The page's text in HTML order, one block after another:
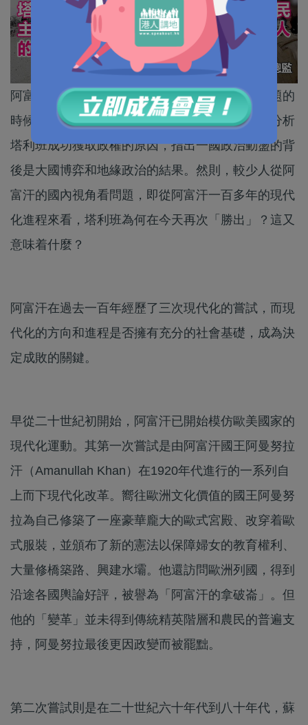
阿富汗變天，舉世矚目。不少人在討論阿富汗問題的
時候，以外部勢力為最大因素（如美國撤軍），分析
塔利班成功獲取政權的原因，指出一國政治動盪的背
後是大國博弈和地緣政治的結果。然則，較少人從阿
富汗的國內視角看問題，即從阿富汗一百多年的現代
化進程來看，塔利班為何在今天再次「勝出」？這又
意味着什麼？
阿富汗在過去一百年經歷了三次現代化的嘗試，而現
代化的方向和進程是否擁有充分的社會基礎，成為決
定成敗的關鍵。
早從二十世紀初開始，阿富汗已開始模仿歐美國家的
現代化運動。其第一次嘗試是由阿富汗國王阿曼努拉
汗（Amanullah Khan）在1920年代進行的一系列自
上而下現代化改革。嚮往歐洲文化價值的國王阿曼努
拉為自己修築了一座豪華龐大的歐式宮殿、改穿着歐
式服裝，並頒布了新的憲法以保障婦女的教育權利、
大量修橋築路、興建水壩。他還訪問歐洲列國，得到
沿途各國輿論好評，被譽為「阿富汗的拿破崙」。但
他的「變革」並未得到傳統精英階層和農民的普遍支
持，阿曼努拉最後更因政變而被罷黜。
第二次嘗試則是在二十世紀六十年代到八十年代，蘇